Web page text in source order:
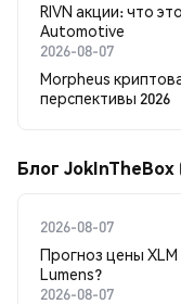
RIVN акции: что
Automotive
2026-08-07
Morpheus
перспективы 2026
Блог JokInTheBox
2026-08-07
Прогноз цены XLM
Lumens?
2026-08-07